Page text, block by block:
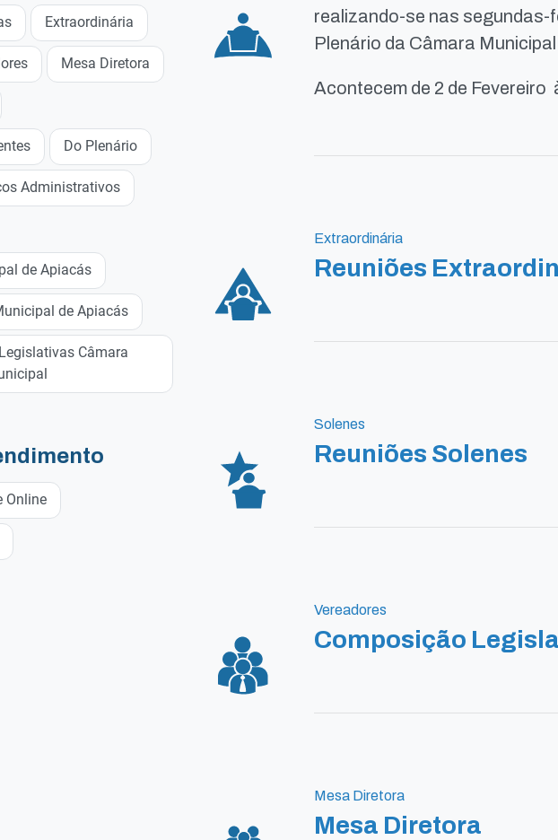
Extraordinária
Mesa Diretora
Do Plenário
Administrativos
de Apiacás
de Apiacás
Câmara
Online
realizando-se nas
Plenário da Câmara
Acontecem de 2 de Fevereiro
Extraordinária
Reuniões
Solenes
Reuniões Solenes
Vereadores
Composição
Mesa Diretora
Mesa Diretora